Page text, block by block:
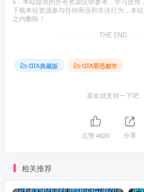
下载本站资源参与任何商业和非法行为，本
之内删除！
THE END
GTA典藏版 GTA罪恶都市
喜欢就支持一下吧
点赞4620 分享
相关推荐